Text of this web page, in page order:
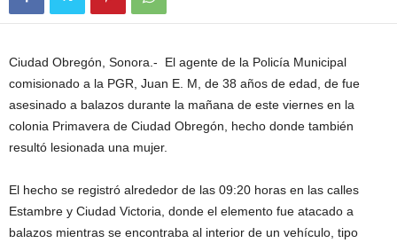
Ciudad Obregón, Sonora.- El agente de la Policía Municipal
comisionado a la PGR, Juan E. M, de 38 años de edad, de fue
asesinado a balazos durante la mañana de este viernes en la
colonia Primavera de Ciudad Obregón, hecho donde también
resultó lesionada una mujer.
El hecho se registró alrededor de las 09:20 horas en las calles
Estambre y Ciudad Victoria, donde el elemento fue atacado a
balazos mientras se encontraba al interior de un vehículo, tipo